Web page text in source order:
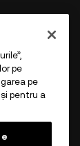
pe
pe
pentru a